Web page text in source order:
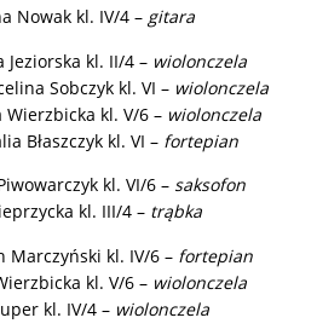
Nowak kl. IV/4 – gitara
Jeziorska kl. II/4 – wiolonczela
kl. VI – wiolonczela
Wierzbicka kl. V/6 – wiolonczela
Błaszczyk kl. VI – fortepian
kl. VI/6 – saksofon
kl. III/4 – trąbka
Marczyński kl. IV/6 – fortepian
kl. V/6 – wiolonczela
kl. IV/4 – wiolonczela